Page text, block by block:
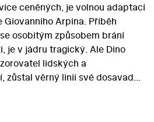
ceněných, je volnou adaptací
Giovanniho Arpina. Příběh
osobitým způsobem brání
je v jádru tragický. Ale Dino
lidských a
zůstal věrný linii své dosavadní
chvíle lámou do